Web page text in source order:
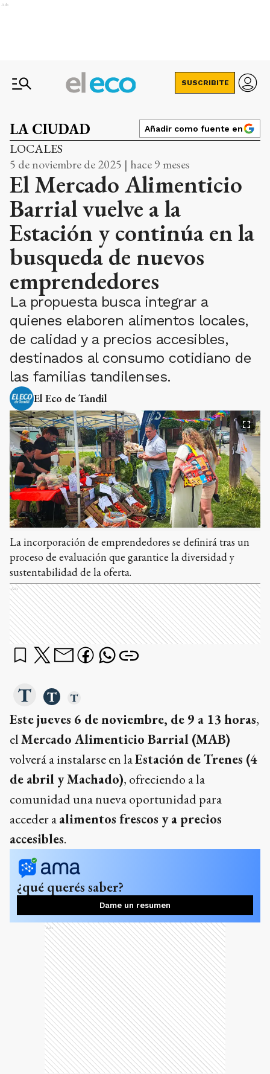
Ads
SUSCRIBITE
LA CIUDAD Añadir como fuente en
LOCALES
5 de noviembre de 2025 | hace 9 meses
El Mercado Alimenticio
Barrial vuelve a la
Estación y continúa en la
busqueda de nuevos
emprendedores
La propuesta busca integrar a
quienes elaboren alimentos locales,
de calidad y a precios accesibles,
destinados al consumo cotidiano de
las familias tandilenses.
El Eco de Tandil
La incorporación de emprendedores se definirá tras un
proceso de evaluación que garantice la diversidad y
sustentabilidad de la oferta.
Ads
Este jueves 6 de noviembre, de 9 a 13 horas,
elMercado Alimenticio Barrial (MAB)
volverá a instalarse en laEstación de Trenes (4
de abril y Machado), ofreciendo a la
comunidad una nueva oportunidad para
acceder aalimentos frescos y a precios
accesibles.
¿qué querés saber?
Dame un resumen
Ads